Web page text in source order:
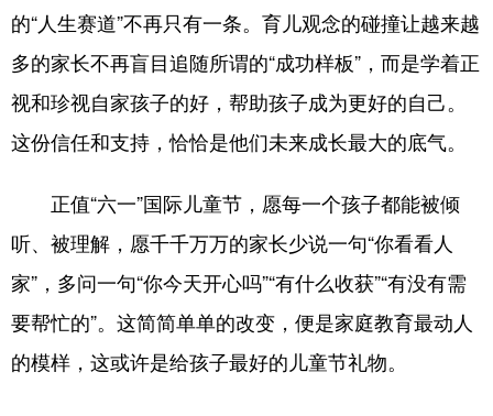
的“人生赛道”不再只有一条。育儿观念的碰撞让越来越
多的家长不再盲目追随所谓的“成功样板”，而是学着正
视和珍视自家孩子的好，帮助孩子成为更好的自己。
这份信任和支持，恰恰是他们未来成长最大的底气。
正值“六一”国际儿童节，愿每一个孩子都能被倾
听、被理解，愿千千万万的家长少说一句“你看看人
家”，多问一句“你今天开心吗”“有什么收获”“有没有需
要帮忙的”。这简简单单的改变，便是家庭教育最动人
的模样，这或许是给孩子最好的儿童节礼物。